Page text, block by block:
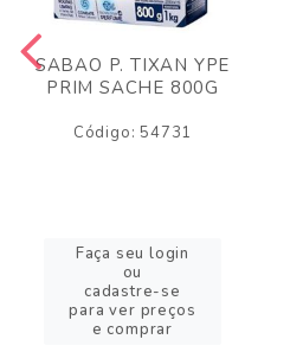
SABAO P. TIXAN YPE
PRIM SACHE 800G
Código: 54731
Faça seu login
ou
cadastre-se
para ver preços
e comprar